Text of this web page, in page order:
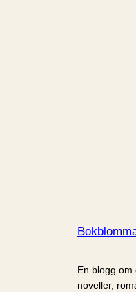
En blogg om
noveller,